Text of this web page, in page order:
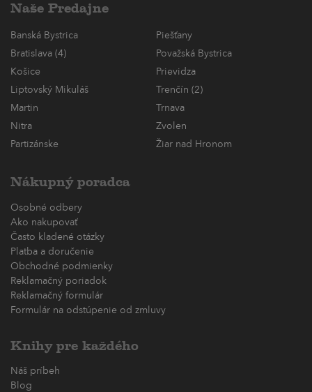
Naše Predajne
Banská Bystrica
Piešťany
Bratislava (4)
Považská Bystrica
Košice
Prievidza
Liptovský Mikuláš
Trenčín (2)
Martin
Trnava
Nitra
Zvolen
Partizánske
Žiar nad Hronom
Nákupný poradca
Osobné odbery
Ako nakupovať
Často kladené otázky
Platba a doručenie
Obchodné podmienky
Reklamačný poriadok
Reklamačný formulár
Formulár na odstúpenie od zmluvy
Knihy pre každého
Náš príbeh
Blog